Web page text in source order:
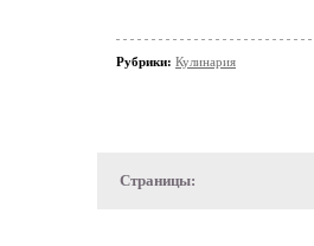
Рубрики: Кулинария
Страницы: